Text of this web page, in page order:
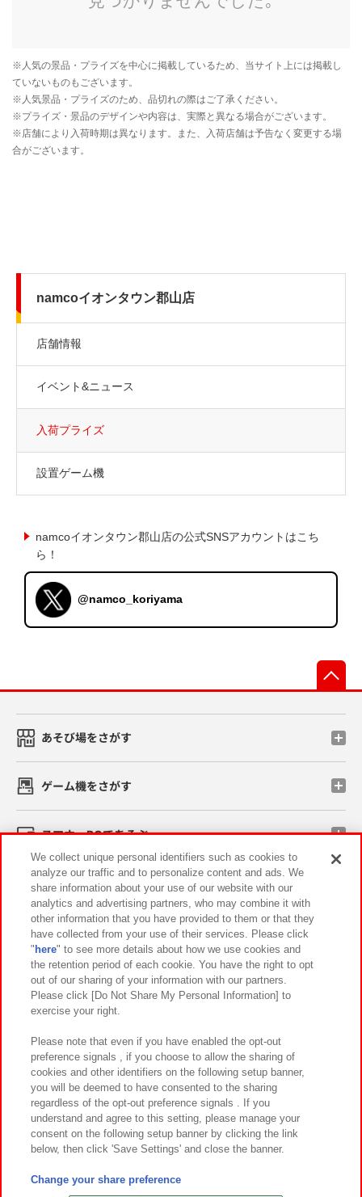
namcoイオンタウン郡山店
店舗情報
イベント&ニュース
入荷プライズ
設置ゲーム機
namcoイオンタウン郡山店の公式SNSアカウントはこち
ら！
@namco_koriyama
あそび場をさがす
ゲーム機をさがす
スマホ・PCであそぶ
イベント・キャンペーン
関連会社 サステナビリティ サイトポリシー
プライバシーポリシー ウェブアクセシビリティ方針と検証結果
お取引先さまとともに
カスタマーハラスメント対応方針 よくあるご質問・お問い合わせ
©Bandai Namco Amusement Inc.
©Bandai Namco Amusement Lab Inc.
We collect unique personal identifiers such as cookies to
analyze our traffic and to personalize content and ads. We
share information about your use of our website with our
analytics and advertising partners, who may combine it with
other information that you have provided to them or that they
have collected from your use of their services. Please click
" here" to see more details about how we use cookies and
the retention period of each cookie. You have the right to opt
out of our sharing of your information with our partners.
Please click [Do Not Share My Personal Information] to
exercise your right.
Please note that even if you have enabled the opt-out
preference signals , if you choose to allow the sharing of
cookies and other identifiers on the following setup banner,
you will be deemed to have consented to the sharing
regardless of the opt-out preference signals . If you
understand and agree to this setting, please manage your
consent on the following setup banner by clicking the link
below, then click 'Save Settings' and close the banner.
Change your share preference